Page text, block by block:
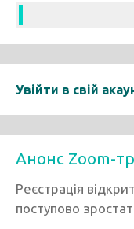
Увійти в свій
Анонс Zoom-
Реєстрація
поступово